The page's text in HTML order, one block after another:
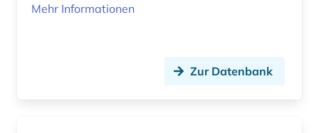
Mehr Informationen
Zur Datenbank